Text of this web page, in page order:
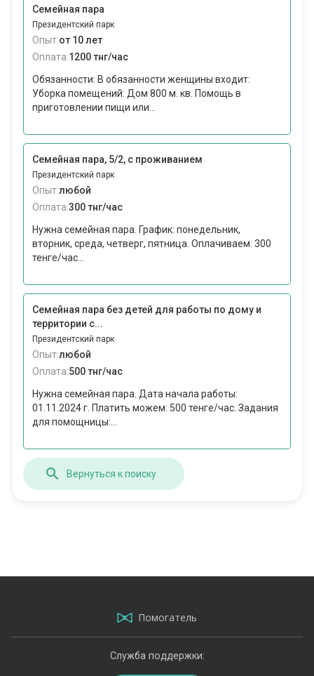
Семейная пара
Президентский парк
Опыт:от 10 лет
Оплата:1200 тнг/час
Обязанности: В обязанности женщины входит:
Уборка помещений: Дом 800 м. кв. Помощь в
приготовлении пищи или...
Семейная пара, 5/2, с проживанием
Президентский парк
Опыт:любой
Оплата:300 тнг/час
Нужна семейная пара. График: понедельник,
вторник, среда, четверг, пятница. Оплачиваем: 300
тенге/час...
Семейная пара без детей для работы по дому и
территории с...
Президентский парк
Опыт:любой
Оплата:500 тнг/час
Нужна семейная пара. Дата начала работы:
01.11.2024 г. Платить можем: 500 тенге/час. Задания
для помощницы:...
Вернуться к поиску
Помогатель
Служба поддержки: